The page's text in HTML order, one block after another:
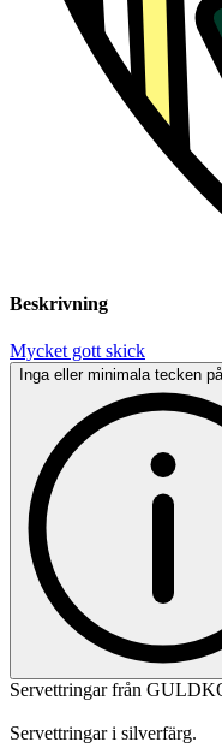
Beskrivning
Mycket gott skick
Inga eller minimala tecken
Servettringar från
Servettringar i silverfärg.